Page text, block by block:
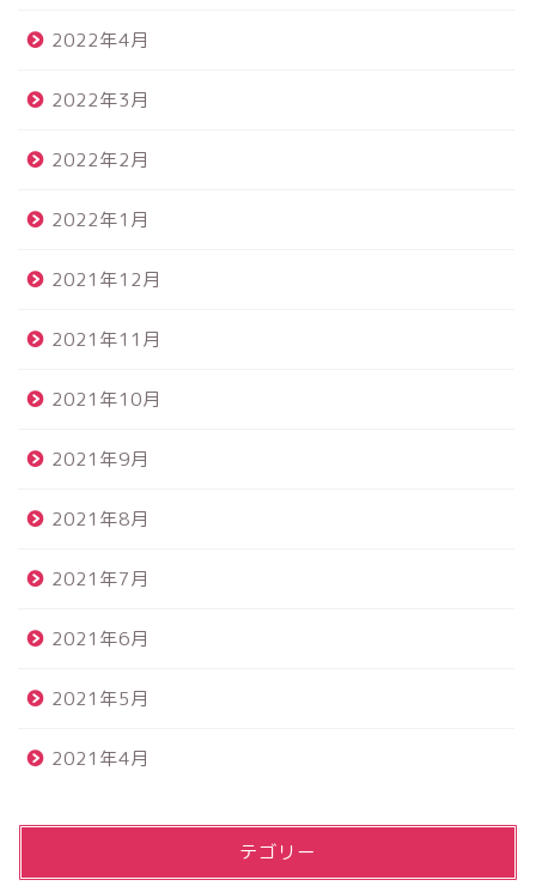
2022年4月
2022年3月
2022年2月
2022年1月
2021年12月
2021年11月
2021年10月
2021年9月
2021年8月
2021年7月
2021年6月
2021年5月
2021年4月
カテゴリー